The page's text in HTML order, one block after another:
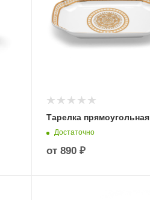
Тарелка прямоугольная
Достаточно
от 890 ₽